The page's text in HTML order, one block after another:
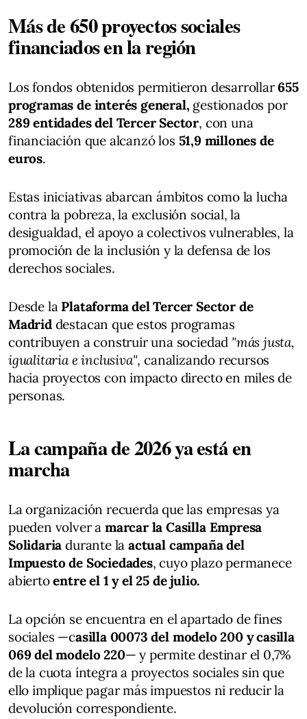
Más de 650 proyectos sociales
financiados en la región
Los fondos obtenidos permitieron desarrollar655
programas de interés general, gestionados por
289 entidades del Tercer Sector, con una
financiación que alcanzó los 51,9 millones de
euros.
Estas iniciativas abarcan ámbitos como la lucha
contra la pobreza, la exclusión social, la
desigualdad, el apoyo a colectivos vulnerables, la
promoción de la inclusión y la defensa de los
derechos sociales.
Desde la Plataforma del Tercer Sector de
Madriddestacan que estos programas
contribuyen a construir una sociedad "más justa,
igualitaria e inclusiva", canalizando recursos
hacia proyectos con impacto directo en miles de
personas.
La campaña de 2026 ya está en
marcha
La organización recuerda que las empresas ya
pueden volver a marcar la Casilla Empresa
Solidaria durante laactual campaña del
Impuesto de Sociedades, cuyo plazo permanece
abiertoentre el 1 y el 25 de julio.
La opción se encuentra en el apartado de fines
sociales —casilla 00073 del modelo 200 y casilla
069 del modelo 220— y permite destinar el 0,7%
de la cuota íntegra a proyectos sociales sin que
ello implique pagar más impuestos ni reducir la
devolución correspondiente.